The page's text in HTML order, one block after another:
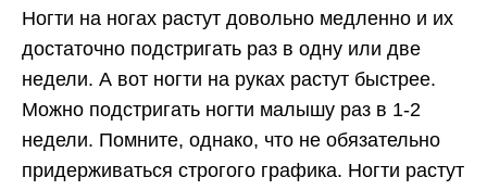
Ногти на ногах растут довольно медленно и их
достаточно подстригать раз в одну или две
недели. А вот ногти на руках растут быстрее.
Можно подстригать ногти малышу раз в 1-2
недели. Помните, однако, что не обязательно
придерживаться строгого графика. Ногти растут